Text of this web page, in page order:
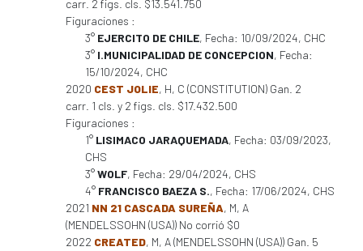
carr. 2 figs. cls. $13.541.750
Figuraciones :
3° EJERCITO DE CHILE, Fecha: 10/09/2024, CHC
3° I.MUNICIPALIDAD DE CONCEPCION, Fecha:
15/10/2024, CHC
2020 CEST JOLIE, H, C (CONSTITUTION) Gan. 2
carr. 1 cls. y 2 figs. cls. $17.432.500
Figuraciones :
1° LISIMACO JARAQUEMADA, Fecha: 03/09/2023,
CHS
3°WOLF, Fecha: 29/04/2024, CHS
4° FRANCISCO BAEZA S., Fecha: 17/06/2024, CHS
2021 NN 21 CASCADA SUREÑA, M, A
(MENDELSSOHN (USA)) No corrió $0
2022 CREATED, M, A (MENDELSSOHN (USA)) Gan. 5